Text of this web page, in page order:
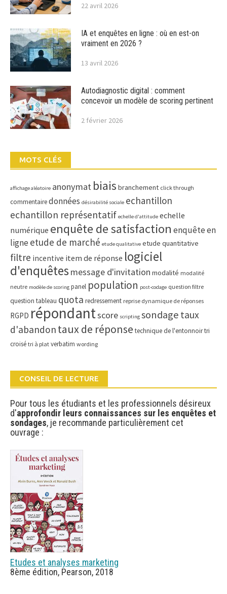
22 avril 2026
IA et enquêtes en ligne : où en est-on
vraiment en 2026 ?
13 avril 2026
Autodiagnostic digital : comment
concevoir un modèle de scoring pertinent
2 février 2026
MOTS CLÉS
affichage aléatoire anonymat biais branchement click through
commentairedonnées désirabilité sociale echantillon
echantillon représentatif echelle d'attitude echelle
numérique enquête de satisfaction enquête en
ligneetude de marché etude qualitative etude quantitative
filtre incentive item de réponse logiciel
d'enquêtes message d'invitation modalité modalité
neutre modèle de scoring panel population post-codage question filtre
question tableau quota redressement reprise dynamique de réponses
RGPD répondantscore scripting sondage taux
d'abandon taux de réponse technique de l'entonnoirtri
croisé tri à plat verbatim wording
CONSEIL DE LECTURE
Pour tous les étudiants et les professionnels désireux
d'approfondir leurs connaissances sur les enquêtes et
sondages, je recommande particulièrement cet
ouvrage :
Etudes et analyses marketing
8ème édition, Pearson, 2018